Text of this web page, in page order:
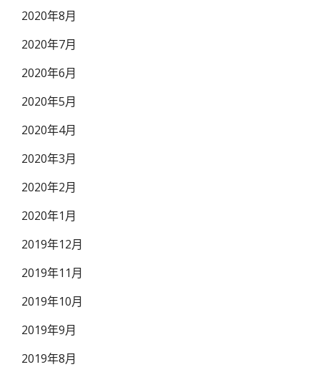
2020年8月
2020年7月
2020年6月
2020年5月
2020年4月
2020年3月
2020年2月
2020年1月
2019年12月
2019年11月
2019年10月
2019年9月
2019年8月